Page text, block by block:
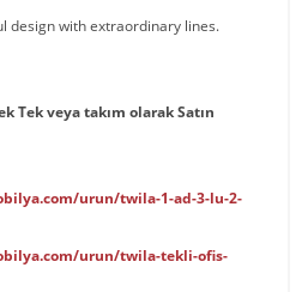
design with extraordinary lines.
Tek veya takım olarak Satın
urun/twila-1-ad-3-lu-2-
urun/twila-tekli-ofis-